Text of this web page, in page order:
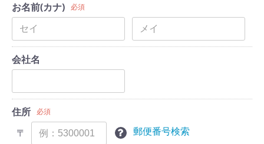
お名前(カナ) 必須
会社名
住所 必須
〒 郵便番号検索